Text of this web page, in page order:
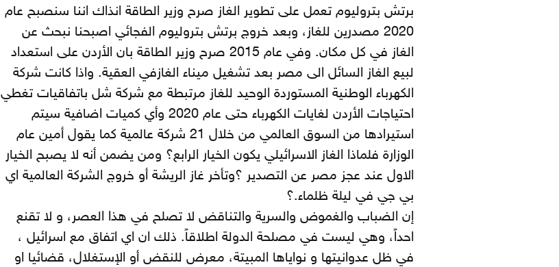
برتش بتروليوم تعمل على تطوير الغاز صرح وزير الطاقة انذاك اننا سنصبح عام
2020 مصدرين للغاز، وبعد خروج برتش بتروليوم الفجائي اصبحنا نبحث عن
الغاز في كل مكان. وفي عام 2015 صرح وزير الطاقة بان الأردن على استعداد
لبيع الغاز السائل الى مصر بعد تشغيل ميناء الغازفي العقية. واذا كانت شركة
الكهرباء الوطنية المستوردة الوحيد للغاز مرتبطة مع شركة شل باتفاقيات تغطي
احتياجات الأردن لغايات الكهرباء حتى عام 2020 وأي كميات اضافية سيتم
استيرادها من السوق العالمي من خلال 21 شركة عالمية كما يقول أمين عام
الوزارة فلماذا الغاز الاسرائيلي يكون الخيار الرابع؟ ومن يضمن أنه لا يصبح الخيار
الاول عند عجز مصر عن التصدير ؟وتأخر غاز الريشة أو خروج الشركة العالمية اي
بي جي في ليلة ظلماء.؟
إن الضباب والغموض والسرية والتناقض لا تصلح في هذا العصر، و لا تقنع
احداً، وهي ليست في مصلحة الدولة اطلاقاً. ذلك ان اي اتفاق مع اسرائيل ،
في ظل عدوانيتها و نواياها المبيتة، معرض للنقض أو الإستغلال، قضائيا او